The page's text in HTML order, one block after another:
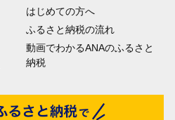
はじめての方へ
ふるさと納税の流れ
動画でわかるANAのふるさと
納税